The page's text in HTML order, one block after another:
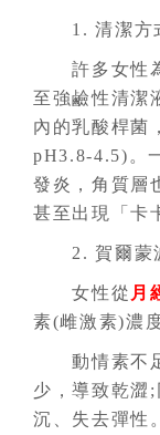
1. 清潔方式
許多女性為
至強鹼性清潔
內的乳酸桿菌
pH3.8-4.5)。
發炎，角質層
甚至出現「卡
2. 賀爾蒙波
女性從 月
素(雌激素)濃
動情素不足
少，導致乾澀
沉、失去彈性。